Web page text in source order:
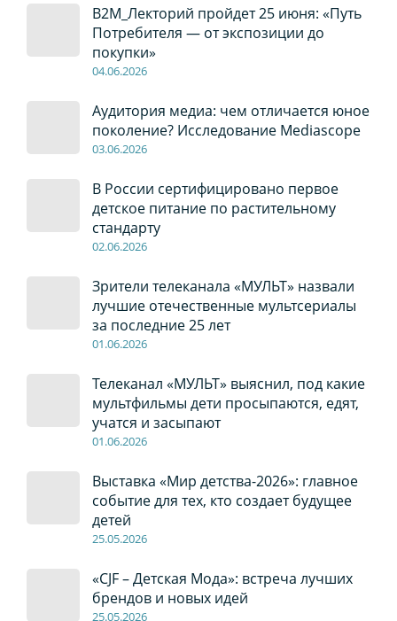
B2M_Лекторий пройдет 25 июня: «Путь
Потребителя — от экспозиции до
покупки»
04.06.2026
Аудитория медиа: чем отличается юное
поколение? Исследование Mediascope
03.06.2026
В России сертифицировано первое
детское питание по растительному
стандарту
02.06.2026
Зрители телеканала «МУЛЬТ» назвали
лучшие отечественные мультсериалы
за последние 25 лет
01.06.2026
Телеканал «МУЛЬТ» выяснил, под какие
мультфильмы дети просыпаются, едят,
учатся и засыпают
01.06.2026
Выставка «Мир детства-2026»: главное
событие для тех, кто создает будущее
детей
25.05.2026
«CJF – Детская Мода»: встреча лучших
брендов и новых идей
25.05.2026